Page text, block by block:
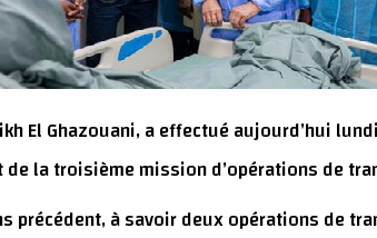
El Ghazouani, a effectué aujourd’hui
la troisième mission d’opérations de
précédent, à savoir deux opérations de